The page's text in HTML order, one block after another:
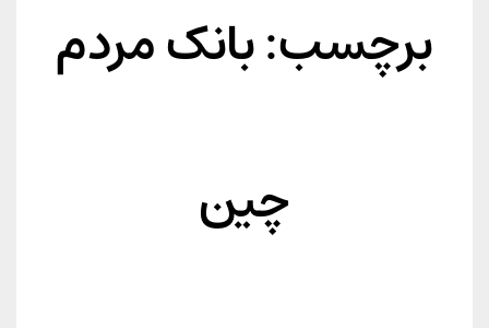
برچسب: بانک مردم
چین